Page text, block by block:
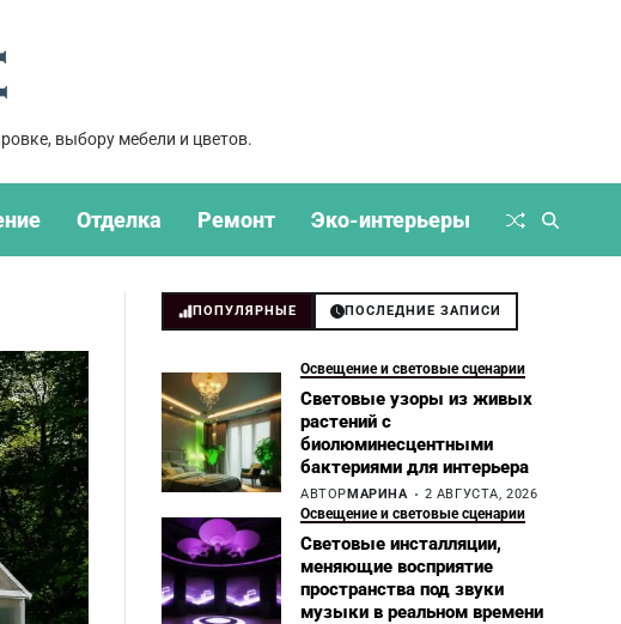
выбору мебели и цветов.
Отделка Ремонт Эко-интерьеры
ПОПУЛЯРНЫЕ ПОСЛЕДНИЕ ЗАПИСИ
Освещение и световые сценарии
Световые узоры из живых
растений с
биолюминесцентными
бактериями для интерьера
АВТОРМАРИНА 2 АВГУСТА, 2026
Освещение и световые сценарии
Световые инсталляции,
меняющие восприятие
пространства под звуки
музыки в реальном времени